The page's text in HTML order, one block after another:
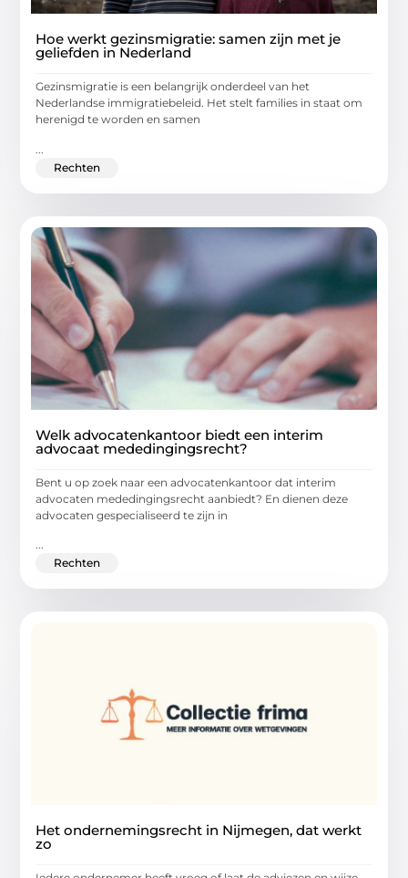
Hoe werkt gezinsmigratie: samen zijn met je
geliefden in Nederland
Gezinsmigratie is een belangrijk onderdeel van het
Nederlandse immigratiebeleid. Het stelt families in staat om
herenigd te worden en samen
Rechten
Welk advocatenkantoor biedt een interim
advocaat mededingingsrecht?
Bent u op zoek naar een advocatenkantoor dat interim
advocaten mededingingsrecht aanbiedt? En dienen deze
advocaten gespecialiseerd te zijn in
...
Rechten
Het ondernemingsrecht in Nijmegen, dat werkt
zo